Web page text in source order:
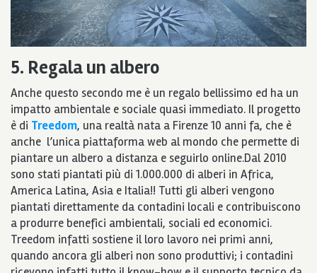
5. Regala un albero
Anche questo secondo me è un regalo bellissimo ed ha un
impatto ambientale e sociale quasi immediato. Il progetto
è di Treedom, una realtà nata a Firenze 10 anni fa, che è
anche l’unica piattaforma web al mondo che permette di
piantare un albero a distanza e seguirlo online.Dal 2010
sono stati piantati più di 1.000.000 di alberi in Africa,
America Latina, Asia e Italia!! Tutti gli alberi vengono
piantati direttamente da contadini locali e contribuiscono
a produrre benefici ambientali, sociali ed economici.
Treedom infatti sostiene il loro lavoro nei primi anni,
quando ancora gli alberi non sono produttivi; i contadini